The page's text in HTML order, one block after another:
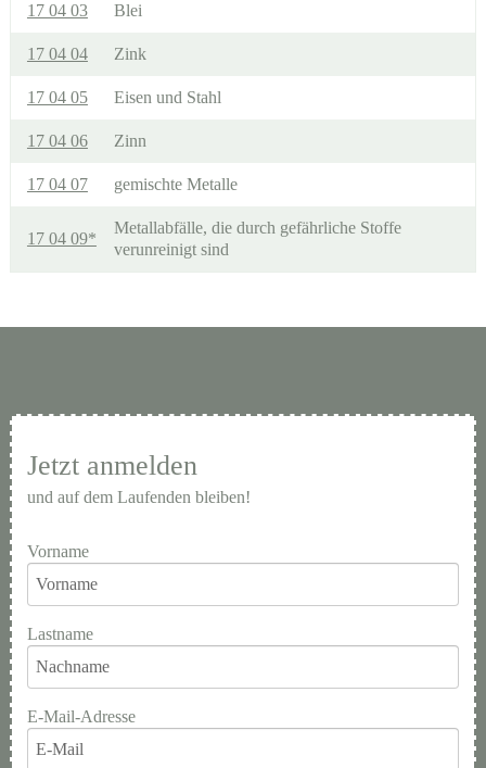
17 04 03 Blei
17 04 04 Zink
17 04 05 Eisen und Stahl
17 04 06 Zinn
17 04 07 gemischte Metalle
17 04 09*
Metallabfälle, die durch gefährliche Stoffe
verunreinigt sind
Jetzt anmelden
und auf dem Laufenden bleiben!
Vorname
Lastname
E-Mail-Adresse